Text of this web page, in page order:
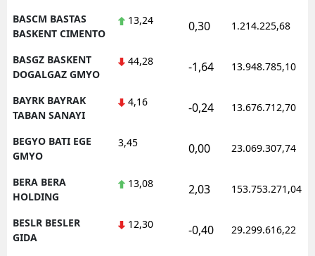
BASCM BASTAS
BASKENT CIMENTO
13,24 0,30 1.214.225,68
BASGZ BASKENT
DOGALGAZ GMYO
44,28 -1,64 13.948.785,10
BAYRK BAYRAK
TABAN SANAYI
4,16 -0,24 13.676.712,70
BEGYO BATI EGE
GMYO
3,45 0,00 23.069.307,74
BERA BERA
HOLDING
13,08 2,03 153.753.271,04
BESLR BESLER
GIDA
12,30 -0,40 29.299.616,22